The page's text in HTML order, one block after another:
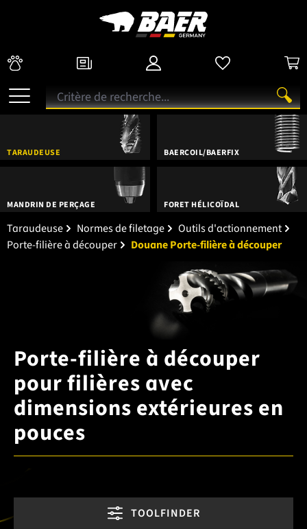
TARAUDEUSE BAERCOIL/BAERFIX
MANDRIN DE PERÇAGE FORET HÉLICOÏDAL
Taraudeuse Normes de filetage
Outils d'actionnement
Porte-filière à découper
Douane Porte-filière à découper
Porte-filière à découper
pour filières avec
dimensions extérieures en
pouces
TOOLFINDER